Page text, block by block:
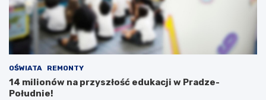
OŚWIATA REMONTY
14 milionów na przyszłość edukacji w Pradze-
Południe!